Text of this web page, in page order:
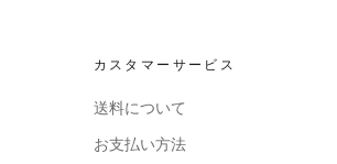
カスタマーサービス
送料について
お支払い方法